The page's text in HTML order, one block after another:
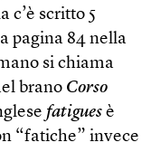
c’è scritto 5
pagina 84 nella
si chiama
brano Corso
fatigues è
“fatiche” invece